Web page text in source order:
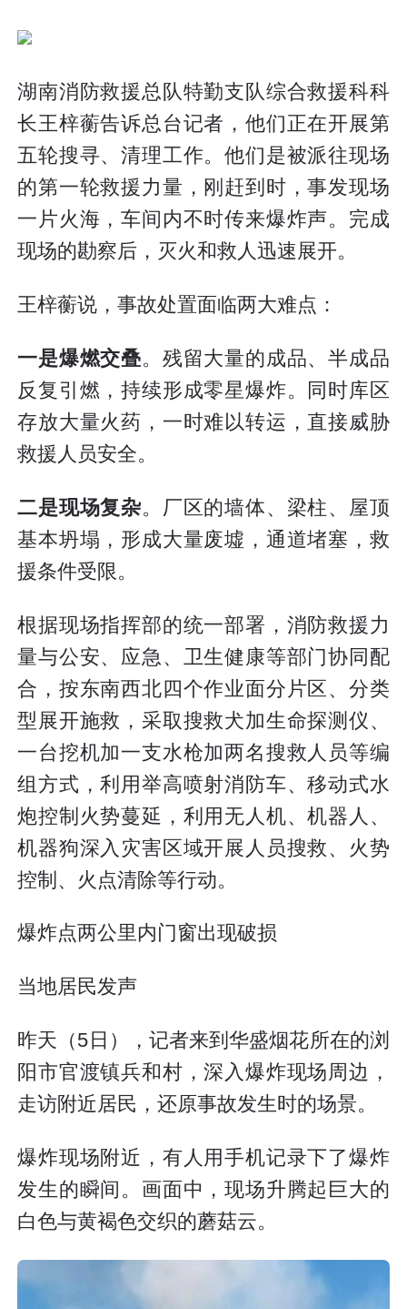
湖南消防救援总队特勤支队综合救援科科
长王梓蘅告诉总台记者，他们正在开展第
五轮搜寻、清理工作。他们是被派往现场
的第一轮救援力量，刚赶到时，事发现场
一片火海，车间内不时传来爆炸声。完成
现场的勘察后，灭火和救人迅速展开。
王梓蘅说，事故处置面临两大难点：
一是爆燃交叠。残留大量的成品、半成品
反复引燃，持续形成零星爆炸。同时库区
存放大量火药，一时难以转运，直接威胁
救援人员安全。
二是现场复杂。厂区的墙体、梁柱、屋顶
基本坍塌，形成大量废墟，通道堵塞，救
援条件受限。
根据现场指挥部的统一部署，消防救援力
量与公安、应急、卫生健康等部门协同配
合，按东南西北四个作业面分片区、分类
型展开施救，采取搜救犬加生命探测仪、
一台挖机加一支水枪加两名搜救人员等编
组方式，利用举高喷射消防车、移动式水
炮控制火势蔓延，利用无人机、机器人、
机器狗深入灾害区域开展人员搜救、火势
控制、火点清除等行动。
爆炸点两公里内门窗出现破损
当地居民发声
昨天（5日），记者来到华盛烟花所在的浏
阳市官渡镇兵和村，深入爆炸现场周边，
走访附近居民，还原事故发生时的场景。
爆炸现场附近，有人用手机记录下了爆炸
发生的瞬间。画面中，现场升腾起巨大的
白色与黄褐色交织的蘑菇云。